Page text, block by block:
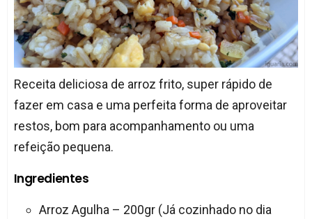
Receita deliciosa de arroz frito, super rápido de
fazer em casa e uma perfeita forma de aproveitar
restos, bom para acompanhamento ou uma
refeição pequena.
Ingredientes
Arroz Agulha – 200gr (Já cozinhado no dia